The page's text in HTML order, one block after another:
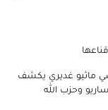
ماثيو غديري يكشف
وحزب الله